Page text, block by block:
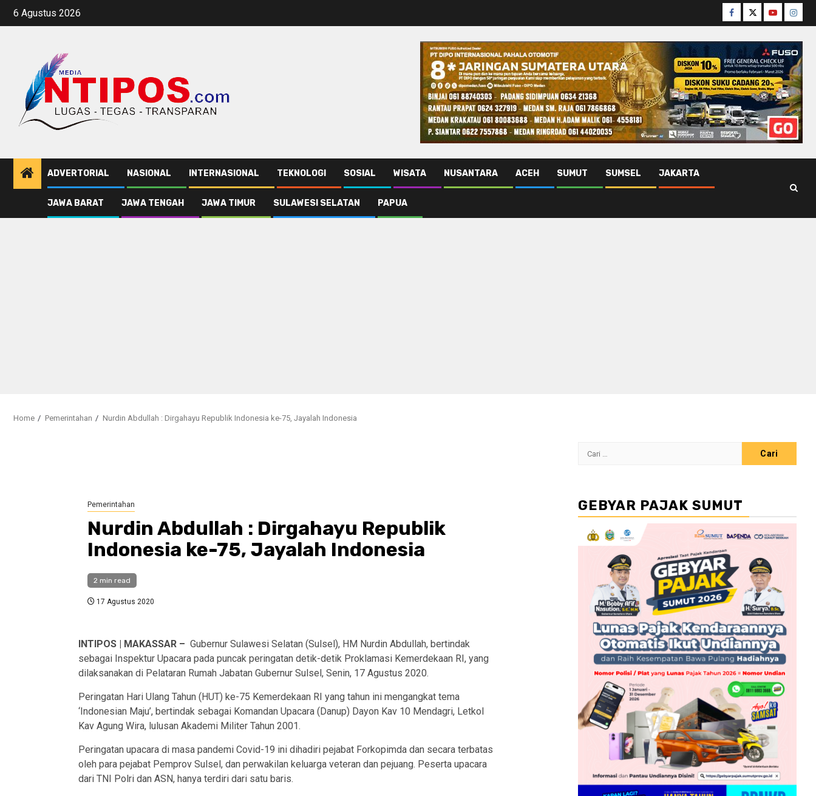
Skip
6 Agustus 2026 Facebook
TwitterYoutube
ADVERTORIAL NASIONAL INTERNASIONAL TEKNOLOGI SOSIAL WISATA NUSANTARA ACEH SUMUT SUMSEL JAKARTA
JAWA BARAT JAWA TENGAH JAWA TIMUR SULAWESI SELATAN PAPUA
Home Pemerintahan Nurdin Abdullah : Dirgahayu Republik Indonesia ke-75, Jayalah Indonesia
Pemerintahan
Nurdin Abdullah : Dirgahayu Republik
Indonesia ke-75, Jayalah Indonesia
2 min read
17 Agustus 2020
INTIPOS | MAKASSAR – Gubernur Sulawesi Selatan (Sulsel), HM Nurdin Abdullah, bertindak
sebagai Inspektur Upacara pada puncak peringatan detik-detik Proklamasi Kemerdekaan RI, yang
dilaksanakan di Pelataran Rumah Jabatan Gubernur Sulsel, Senin, 17 Agustus 2020.
Peringatan Hari Ulang Tahun (HUT) ke-75 Kemerdekaan RI yang tahun ini mengangkat tema
‘Indonesian Maju’, bertindak sebagai Komandan Upacara (Danup) Dayon Kav 10 Mendagri, Letkol
Kav Agung Wira, lulusan Akademi Militer Tahun 2001.
Peringatan upacara di masa pandemi Covid-19 ini dihadiri pejabat Forkopimda dan secara terbatas
oleh para pejabat Pemprov Sulsel, dan perwakilan keluarga veteran dan pejuang. Peserta upacara
dari TNI Polri dan ASN, hanya terdiri dari satu baris.
Cari
GEBYAR PAJAK SUMUT